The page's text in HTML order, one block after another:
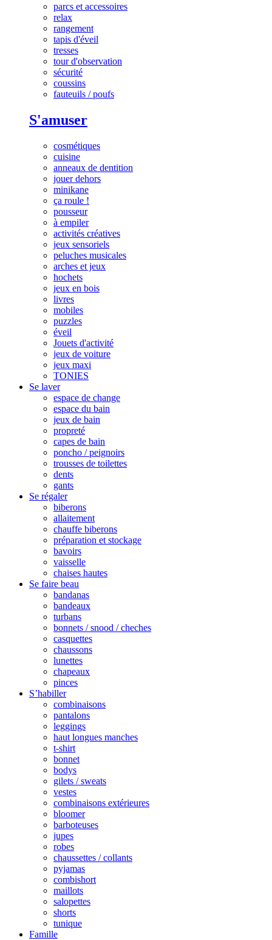
parcs et accessoires
relax
rangement
tapis d'éveil
tresses
tour d'observation
sécurité
coussins
fauteuils / poufs
S'amuser
cosmétiques
cuisine
anneaux de dentition
jouer dehors
minikane
ça roule !
pousseur
à empiler
activités créatives
jeux sensoriels
peluches musicales
arches et jeux
hochets
jeux en bois
livres
mobiles
puzzles
éveil
Jouets d'activité
jeux de voiture
jeux maxi
TONIES
Se laver
espace de change
espace du bain
jeux de bain
propreté
capes de bain
poncho / peignoirs
trousses de toilettes
dents
gants
Se régaler
biberons
allaitement
chauffe biberons
préparation et stockage
bavoirs
vaisselle
chaises hautes
Se faire beau
bandanas
bandeaux
turbans
bonnets / snood / cheches
casquettes
chaussons
lunettes
chapeaux
pinces
S’habiller
combinaisons
pantalons
leggings
haut longues manches
t-shirt
bonnet
bodys
gilets / sweats
vestes
combinaisons extérieures
bloomer
barboteuses
jupes
robes
chaussettes / collants
pyjamas
combishort
maillots
salopettes
shorts
tunique
Famille